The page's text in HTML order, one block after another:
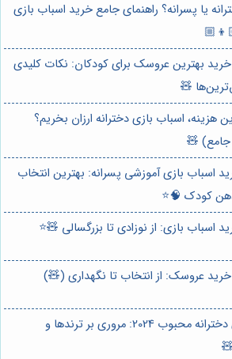
یا پسرانه؟ راهنمای جامع خرید اسباب بازی
خرید بهترین عروسک برای کودکان: نکات کلیدی
🧸
هزینه، اسباب بازی دخترانه ارزان بخریم؟
🧸
اسباب بازی آموزشی پسرانه: بهترین انتخاب
کودک 🧠⭐️
اسباب بازی: از نوزادی تا بزرگسالی 🧸⭐️
عروسک: از انتخاب تا نگهداری (🧸)
⭐️ 20 اسباب بازی دخترانه محبوب 2024: مروری بر ترندها و